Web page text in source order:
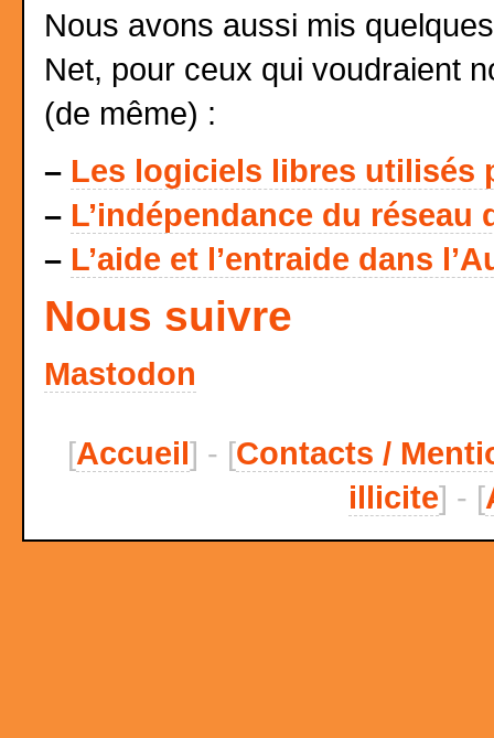
Nous avons aussi mis
Net, pour ceux qui voudraient
(de même) :
– Les logiciels libres utilisés
– L’indépendance du réseau
– L’aide et l’entraide dans
Nous suivre
Mastodon
[Accueil] - [Contacts /
illicite] - [